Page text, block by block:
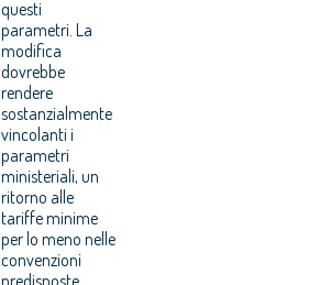
questi
parametri. La
modifica
dovrebbe
rendere
sostanzialmente
vincolanti i
parametri
ministeriali, un
ritorno alle
tariffe minime
per lo meno nelle
convenzioni
predisposte